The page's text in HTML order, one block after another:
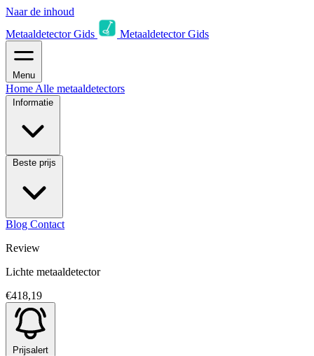
Naar de inhoud
Metaaldetector Gids
Metaaldetector Gids
Menu
Home Alle metaaldetectors
Informatie
Beste prijs
Blog Contact
Review
Lichte metaaldetector
€418,19
Prijsalert